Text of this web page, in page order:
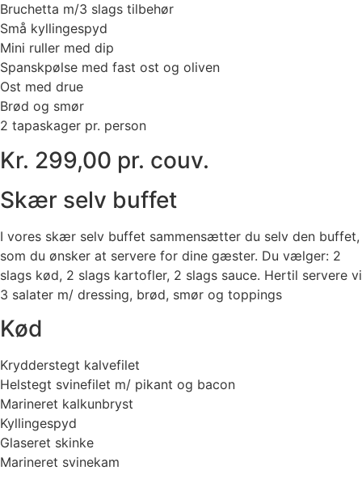
Bruchetta m/3 slags tilbehør
Små kyllingespyd
Mini ruller med dip
Spanskpølse med fast ost og oliven
Ost med drue
Brød og smør
2 tapaskager pr. person
Kr. 299,00 pr. couv.
Skær selv buffet
I vores skær selv buffet sammensætter du selv den buffet,
som du ønsker at servere for dine gæster. Du vælger: 2
slags kød, 2 slags kartofler, 2 slags sauce. Hertil servere vi
3 salater m/ dressing, brød, smør og toppings
Kød
Krydderstegt kalvefilet
Helstegt svinefilet m/ pikant og bacon
Marineret kalkunbryst
Kyllingespyd
Glaseret skinke
Marineret svinekam